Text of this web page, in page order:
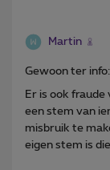
Martin
Gewoon ter info:
Er is ook
een stem van
misbruik te
eigen stem is